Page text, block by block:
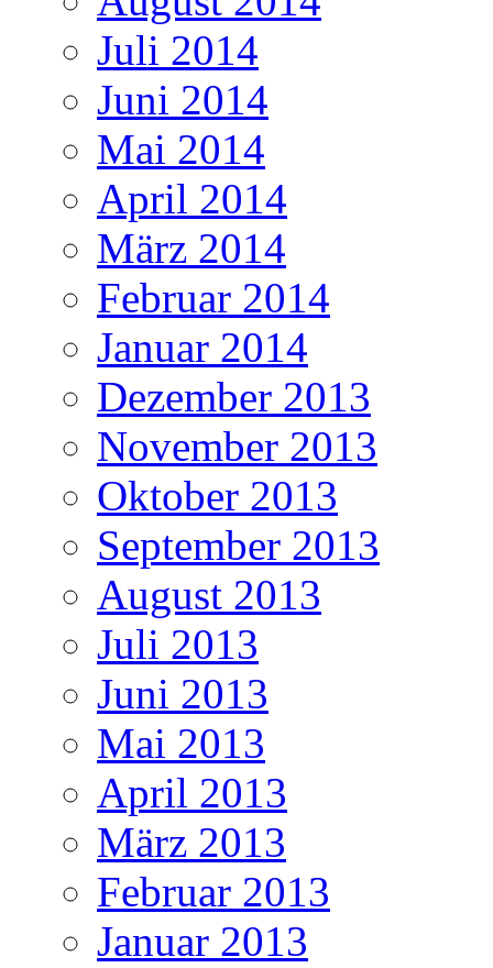
Juli 2014
Juni 2014
Mai 2014
April 2014
März 2014
Februar 2014
Januar 2014
Dezember 2013
November 2013
Oktober 2013
September 2013
August 2013
Juli 2013
Juni 2013
Mai 2013
April 2013
März 2013
Februar 2013
Januar 2013